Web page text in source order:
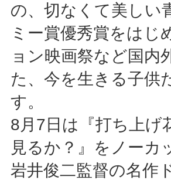
の、切なくて美しい
ミー賞優秀賞をはじ
ョン映画祭など国内
た、今を生きる子供
す。
8月7日は『打ち上げ
見るか？』をノーカ
岩井俊二監督の名作